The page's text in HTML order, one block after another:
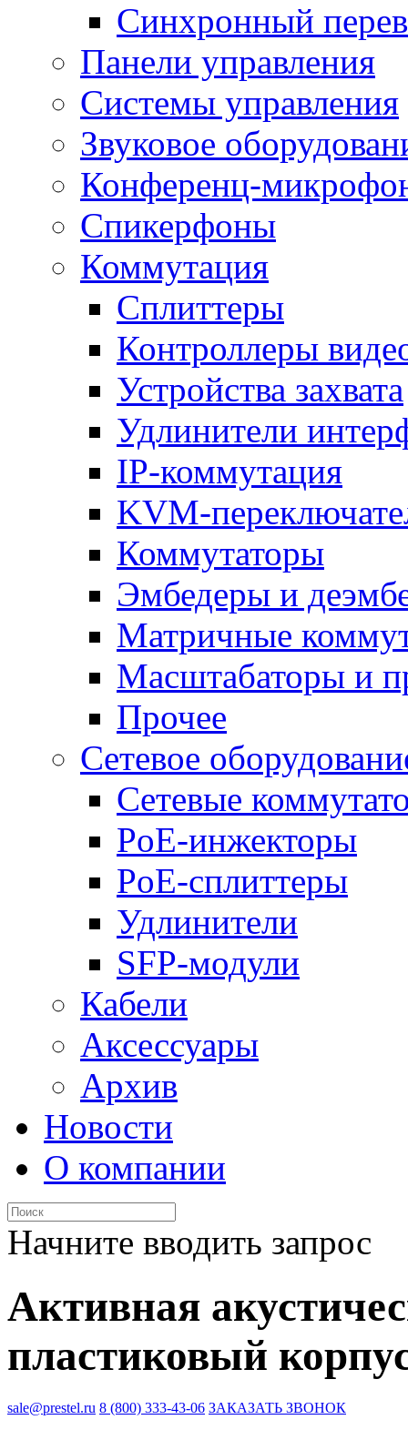
Синхронный
Панели управления
Системы управления
Звуковое
Конференц-
Спикерфоны
Коммутация
Сплиттеры
Контроллеры
Устройства захвата
Удлинители
IP-коммутация
KVM-
Коммутаторы
Эмбедеры и
Матричные
Масштабаторы и
Прочее
Сетевое
Сетевые
PoE-инжекторы
PoE-сплиттеры
Удлинители
SFP-модули
Кабели
Аксессуары
Архив
Новости
О компании
Начните вводить запрос
Активная
пластиковый
sale@prestel.ru 8 (800) 333-43-06 ЗАКАЗАТЬ ЗВОНОК